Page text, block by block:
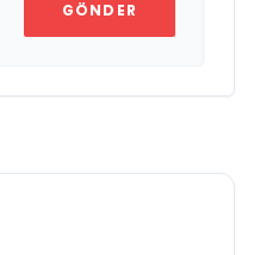
GÖNDER